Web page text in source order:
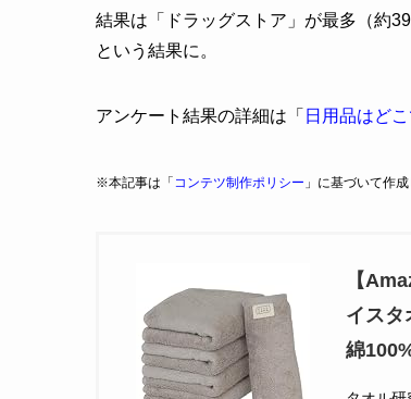
結果は「ドラッグストア」が最多（約
という結果に。
アンケート結果の詳細は「 日用品はど
※本記事は「 コンテツ制作ポリシー 」に基づいて作
【
イスタ
綿